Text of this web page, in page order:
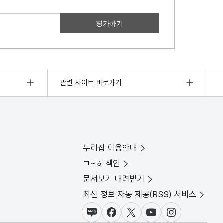
관련 사이트 바로가기
누리집 이용안내
ㄱ~ㅎ 색인
문서보기 내려받기
최신 정보 자동 제공(RSS) 서비스
블로그페이스북X(트위터)
유튜브인스타그램